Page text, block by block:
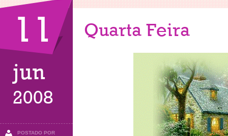
11
jun
2008
POSTADO POR
Quarta Feira